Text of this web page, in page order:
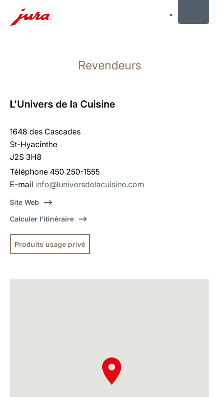
recherche
Revendeurs
L'Univers de la Cuisine
1648 des Cascades
St-Hyacinthe
J2S 3H8
Téléphone 450 250-1555
E-mail info@luniversdelacuisine.com
Site Web
Calculer l’itinéraire
Produits usage privé